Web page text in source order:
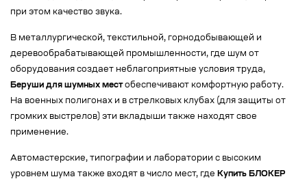
при этом качество звука.
В металлургической, текстильной, горнодобывающей и
деревообрабатывающей промышленности, где шум от
оборудования создает неблагоприятные условия труда,
Беруши для шумных местобеспечивают комфортную работу.
На военных полигонах и в стрелковых клубах (для защиты от
громких выстрелов) эти вкладыши также находят свое
применение.
Автомастерские, типографии и лаборатории с высоким
уровнем шума также входят в число мест, где Купить БЛОКЕР